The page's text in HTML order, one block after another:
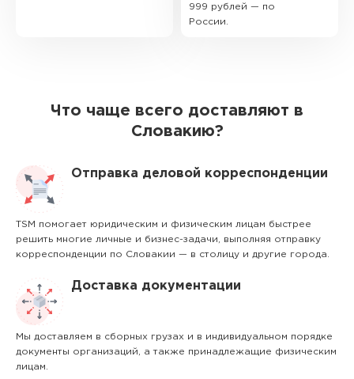
999 рублей — по
России.
Что чаще всего доставляют в
Словакию?
Отправка деловой корреспонденции
TSM помогает юридическим и физическим лицам быстрее
решить многие личные и бизнес-задачи, выполняя отправку
корреспонденции по Словакии — в столицу и другие города.
Доставка документации
Мы доставляем в сборных грузах и в индивидуальном порядке
документы организаций, а также принадлежащие физическим
лицам.